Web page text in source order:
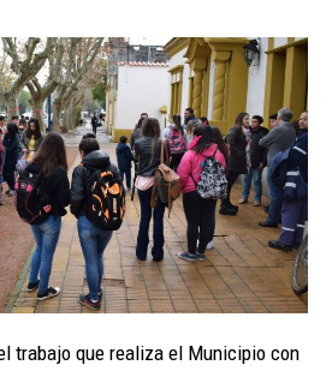
trabajo que realiza el Municipio con